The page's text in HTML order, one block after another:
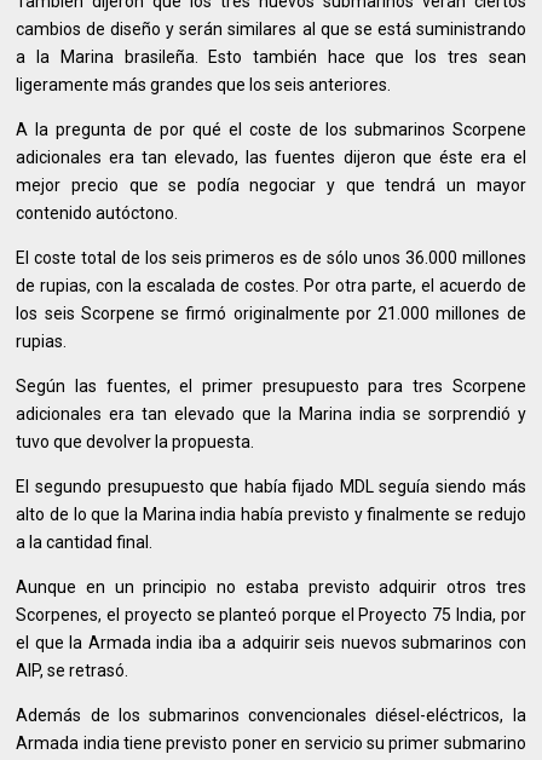
cambios de diseño y serán similares al que se está suministrando
a la Marina brasileña. Esto también hace que los tres sean
ligeramente más grandes que los seis anteriores.
A la pregunta de por qué el coste de los submarinos Scorpene
adicionales era tan elevado, las fuentes dijeron que éste era el
mejor precio que se podía negociar y que tendrá un mayor
contenido autóctono.
El coste total de los seis primeros es de sólo unos 36.000 millones
de rupias, con la escalada de costes. Por otra parte, el acuerdo de
los seis Scorpene se firmó originalmente por 21.000 millones de
rupias.
Según las fuentes, el primer presupuesto para tres Scorpene
adicionales era tan elevado que la Marina india se sorprendió y
tuvo que devolver la propuesta.
El segundo presupuesto que había fijado MDL seguía siendo más
alto de lo que la Marina india había previsto y finalmente se redujo
a la cantidad final.
Aunque en un principio no estaba previsto adquirir otros tres
Scorpenes, el proyecto se planteó porque el Proyecto 75 India, por
el que la Armada india iba a adquirir seis nuevos submarinos con
AIP, se retrasó.
Además de los submarinos convencionales diésel-eléctricos, la
Armada india tiene previsto poner en servicio su primer submarino